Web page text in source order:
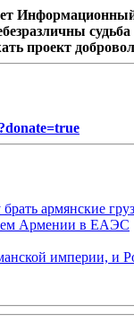
проект
армянские
Армении в ЕАЭС
империи, и